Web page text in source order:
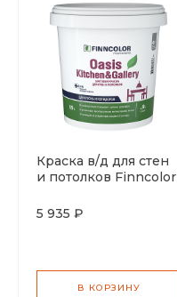
Краска в/д для стен
и потолков Finncolor
база С матовая 9л
5 935 ₽
В КОРЗИНУ